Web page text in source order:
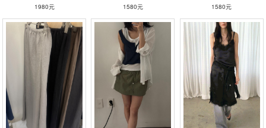
篩選
1980元 1580元
1580元